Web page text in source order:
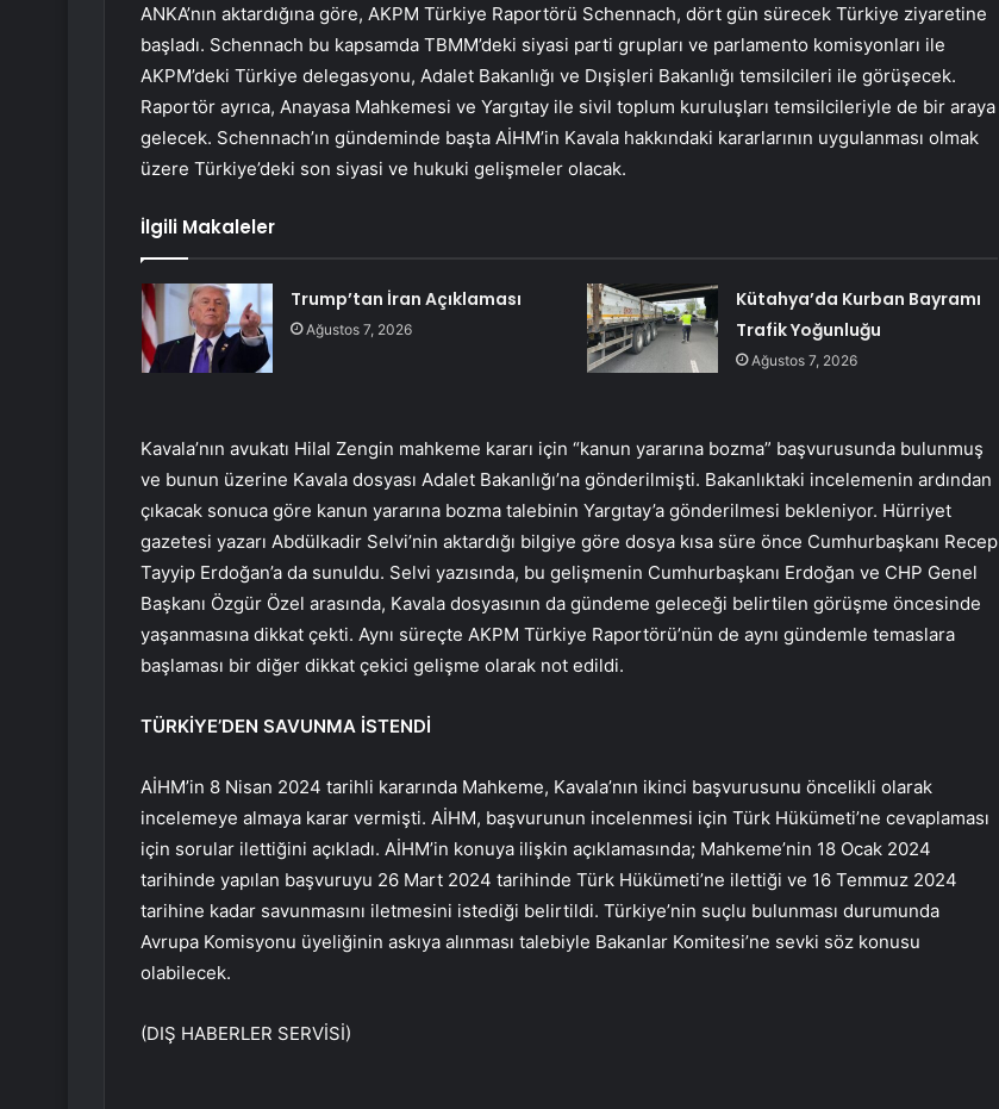
ANKA’nın aktardığına göre, AKPM Türkiye Raportörü Schennach, dört gün sürecek Türkiye ziyaretine
başladı. Schennach bu kapsamda TBMM’deki siyasi parti grupları ve parlamento komisyonları ile
AKPM’deki Türkiye delegasyonu, Adalet Bakanlığı ve Dışişleri Bakanlığı temsilcileri ile görüşecek.
Raportör ayrıca, Anayasa Mahkemesi ve Yargıtay ile sivil toplum kuruluşları temsilcileriyle de bir araya
gelecek. Schennach’ın gündeminde başta AİHM’in Kavala hakkındaki kararlarının uygulanması olmak
üzere Türkiye’deki son siyasi ve hukuki gelişmeler olacak.
İlgili Makaleler
Trump’tan İran Açıklaması
Ağustos 7, 2026
Kütahya’da Kurban Bayramı
Trafik Yoğunluğu
Ağustos 7, 2026
Kavala’nın avukatı Hilal Zengin mahkeme kararı için “kanun yararına bozma” başvurusunda bulunmuş
ve bunun üzerine Kavala dosyası Adalet Bakanlığı’na gönderilmişti. Bakanlıktaki incelemenin ardından
çıkacak sonuca göre kanun yararına bozma talebinin Yargıtay’a gönderilmesi bekleniyor. Hürriyet
gazetesi yazarı Abdülkadir Selvi’nin aktardığı bilgiye göre dosya kısa süre önce Cumhurbaşkanı Recep
Tayyip Erdoğan’a da sunuldu. Selvi yazısında, bu gelişmenin Cumhurbaşkanı Erdoğan ve CHP Genel
Başkanı Özgür Özel arasında, Kavala dosyasının da gündeme geleceği belirtilen görüşme öncesinde
yaşanmasına dikkat çekti. Aynı süreçte AKPM Türkiye Raportörü’nün de aynı gündemle temaslara
başlaması bir diğer dikkat çekici gelişme olarak not edildi.
TÜRKİYE’DEN SAVUNMA İSTENDİ
AİHM’in 8 Nisan 2024 tarihli kararında Mahkeme, Kavala’nın ikinci başvurusunu öncelikli olarak
incelemeye almaya karar vermişti. AİHM, başvurunun incelenmesi için Türk Hükümeti’ne cevaplaması
için sorular ilettiğini açıkladı. AİHM’in konuya ilişkin açıklamasında; Mahkeme’nin 18 Ocak 2024
tarihinde yapılan başvuruyu 26 Mart 2024 tarihinde Türk Hükümeti’ne ilettiği ve 16 Temmuz 2024
tarihine kadar savunmasını iletmesini istediği belirtildi. Türkiye’nin suçlu bulunması durumunda
Avrupa Komisyonu üyeliğinin askıya alınması talebiyle Bakanlar Komitesi’ne sevki söz konusu
olabilecek.
(DIŞ HABERLER SERVİSİ)